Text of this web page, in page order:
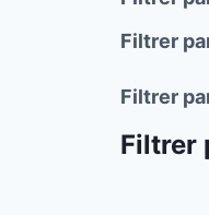
Filtrer
Filtrer
Filtrer